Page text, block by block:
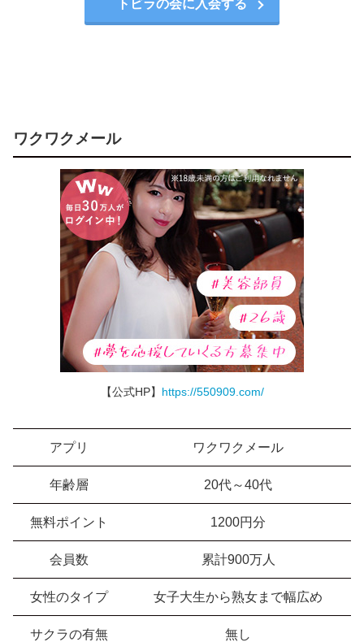
トビラの会に入会する
ワクワクメール
【公式HP】 https://550909.com/
アプリ ワクワクメール
年齢層 20代～40代
無料ポイント 1200円分
会員数 累計900万人
女性のタイプ 女子大生から熟女まで幅広め
サクラの有無 無し